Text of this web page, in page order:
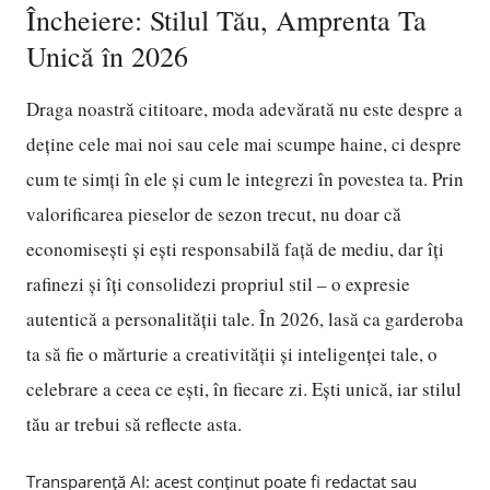
Încheiere: Stilul Tău, Amprenta Ta
Unică în 2026
Draga noastră cititoare, moda adevărată nu este despre a
deține cele mai noi sau cele mai scumpe haine, ci despre
cum te simți în ele și cum le integrezi în povestea ta. Prin
valorificarea pieselor de sezon trecut, nu doar că
economisești și ești responsabilă față de mediu, dar îți
rafinezi și îți consolidezi propriul stil – o expresie
autentică a personalității tale. În 2026, lasă ca garderoba
ta să fie o mărturie a creativității și inteligenței tale, o
celebrare a ceea ce ești, în fiecare zi. Ești unică, iar stilul
tău ar trebui să reflecte asta.
Transparență AI: acest conținut poate fi redactat sau